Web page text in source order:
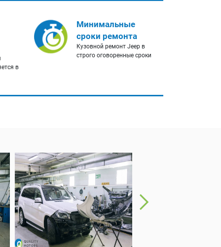
в
Минимальные
сроки ремонта
Кузовной ремонт Jeep в
строго оговоренные сроки